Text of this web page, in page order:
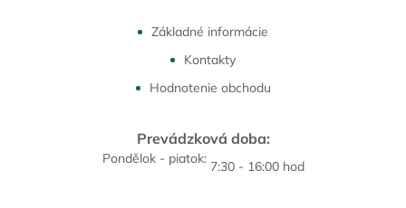
Základné informácie
Kontakty
Hodnotenie obchodu
Prevádzková doba:
Pondělok - piatok: 7:30 - 16:00 hod